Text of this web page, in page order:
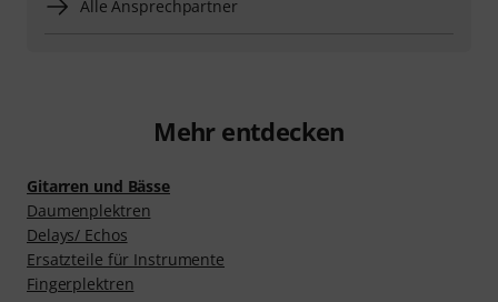
Alle Ansprechpartner
Mehr entdecken
Gitarren und Bässe
Daumenplektren
Delays/ Echos
Ersatzteile für Instrumente
Fingerplektren